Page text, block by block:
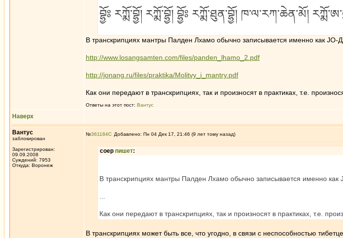
བྷྱོཿ རཀྨོ་བྷྱོ། རཀྨོ་བྷྱོ། བྷྱོཿ རཀྨོ་ཐུན་བྷྱོ། ཁ་ལ་རཀ་ཆེན་མོ།
В транскрипциях мантры Палден Лхамо обычно записывается именно как JO-
http://www.losangsamten.com/files/panden_lhamo_2.pdf
http://jonang.ru/files/praktika/Molitvy_i_mantry.pdf
Как они передают в транскрипциях, так и произносят в практиках, т.е.
Ответы на этот пост: Вантус
Наверх
Вантус
заблокирован
Зарегистрирован:
09.09.2008
Суждений: 7953
Откуда: Воронеж
№361184 Добавлено: Пн 04 Дек 17, 21:46 (9 лет тому назад)
соер пишет:
В транскрипциях мантры Палден Лхамо обычно записывается именно как
Как они передают в транскрипциях, так и произносят в практиках, т.е.
В транскрипциях может быть все, что угодно, в связи с неспособностью